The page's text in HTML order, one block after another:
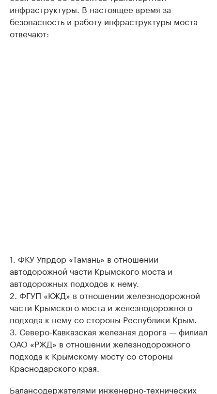
инфраструктуры. В настоящее время за
безопасность и работу инфраструктуры моста
отвечают:
1. ФКУ Упрдор «Тамань» в отношении
автодорожной части Крымского моста и
автодорожных подходов к нему.
2. ФГУП «КЖД» в отношении железнодорожной
части Крымского моста и железнодорожного
подхода к нему со стороны Республики Крым.
3. Северо-Кавказская железная дорога — филиал
ОАО «РЖД» в отношении железнодорожного
подхода к Крымскому мосту со стороны
Краснодарского края.
Балансодержателями инженерно-технических